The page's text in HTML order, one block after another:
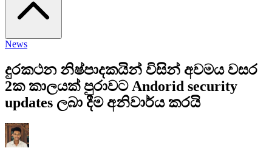
News
දුරකථන නිෂ්පාදකයින් විසින් අවමය වසර
2ක කාලයක් පුරාවට Andorid security
updates ලබා දීම අනිවාර්ය කරයි